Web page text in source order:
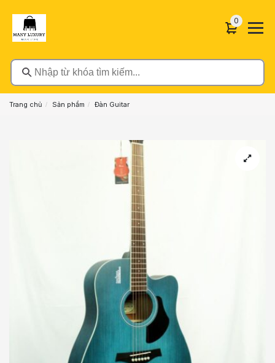
Nhập từ khóa tìm kiếm...
00 sản
Trang chủ Sản phẩm Đàn Guitar